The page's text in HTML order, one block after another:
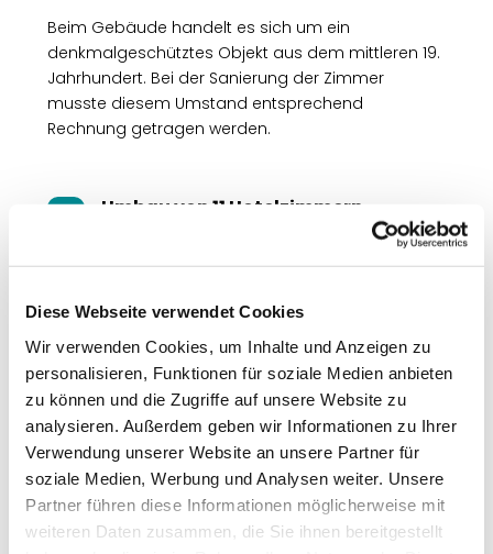
Diese Webseite verwendet Cookies
Wir verwenden Cookies, um Inhalte und Anzeigen zu
personalisieren, Funktionen für soziale Medien anbieten
zu können und die Zugriffe auf unsere Website zu
analysieren. Außerdem geben wir Informationen zu Ihrer
Verwendung unserer Website an unsere Partner für
soziale Medien, Werbung und Analysen weiter. Unsere
Partner führen diese Informationen möglicherweise mit
weiteren Daten zusammen, die Sie ihnen bereitgestellt
Beim Gebäude handelt es sich um ein
denkmalgeschütztes Objekt aus dem mittleren 19.
Jahrhundert. Bei der Sanierung der Zimmer
musste diesem Umstand entsprechend
Rechnung getragen werden.
Umbau von 11 Hotelzimmern
Lichtinstallationen